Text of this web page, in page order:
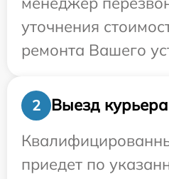
уточнения
ремонта Вашего
2
Выезд
приедет по